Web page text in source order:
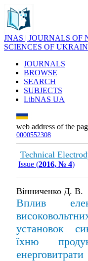
JNAS | JOURNALS OF
SCIENCES OF
JOURNALS
BROWSE
SEARCH
SUBJECTS
LibNAS UA
web address of the
0000552308
Technical
Issue (2016, № 4)
Вінниченко Д. В.
Вплив
установок
їхню
енерговитрати